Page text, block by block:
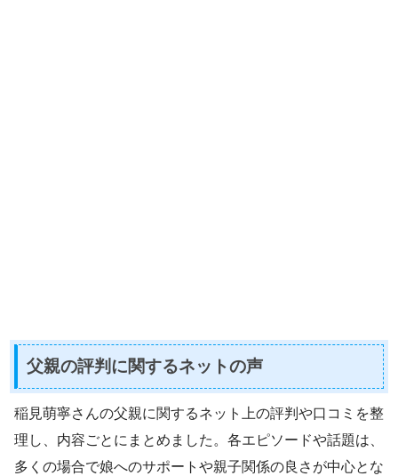
父親の評判に関するネットの声
稲見萌寧さんの父親に関するネット上の評判や口コミを整
理し、内容ごとにまとめました。各エピソードや話題は、
多くの場合で娘へのサポートや親子関係の良さが中心とな